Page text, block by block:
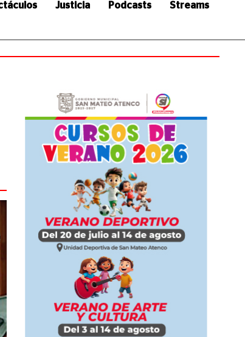
Justicia Podcasts Streams